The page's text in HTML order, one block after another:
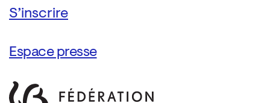
Espace presse